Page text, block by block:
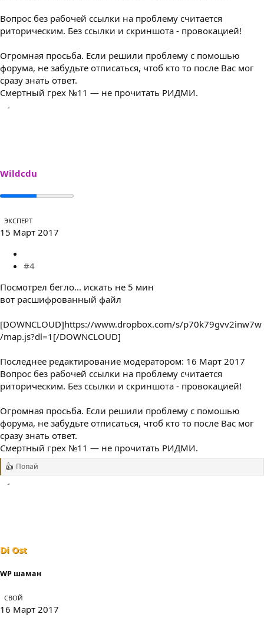
Вопрос без рабочей ссылки на проблему считается
риторическим. Без ссылки и скриншота - провокацией!
Огромная просьба. Если решили проблему с помошью
форума, не забудьте отписаться, чтоб кто то после Вас мог
сразу знать ответ.
Смертный грех №11 — не прочитать РИДМИ.
Wildcdu
ЭКСПЕРТ
15 Март 2017
#4
Посмотрел бегло... искать не 5 мин
вот расшифрованный файл
[DOWNCLOUD]https://www.dropbox.com/s/p70k79gvv2inw7w
/map.js?dl=1[/DOWNCLOUD]
Последнее редактирование модератором: 16 Март 2017
Вопрос без рабочей ссылки на проблему считается
риторическим. Без ссылки и скриншота - провокацией!
Огромная просьба. Если решили проблему с помошью
форума, не забудьте отписаться, чтоб кто то после Вас мог
сразу знать ответ.
Смертный грех №11 — не прочитать РИДМИ.
Р
Попай
Di Ost
WP шаман
СВОЙ
16 Март 2017